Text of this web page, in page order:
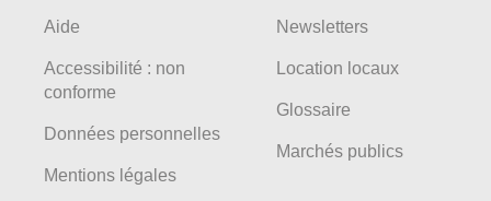
Aide
Accessibilité : non
conforme
Données personnelles
Mentions légales
Newsletters
Location locaux
Glossaire
Marchés publics